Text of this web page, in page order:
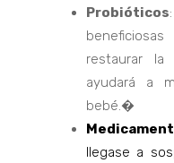
Probióticos
restaurar
ayudará a
bebé.�
llegase a